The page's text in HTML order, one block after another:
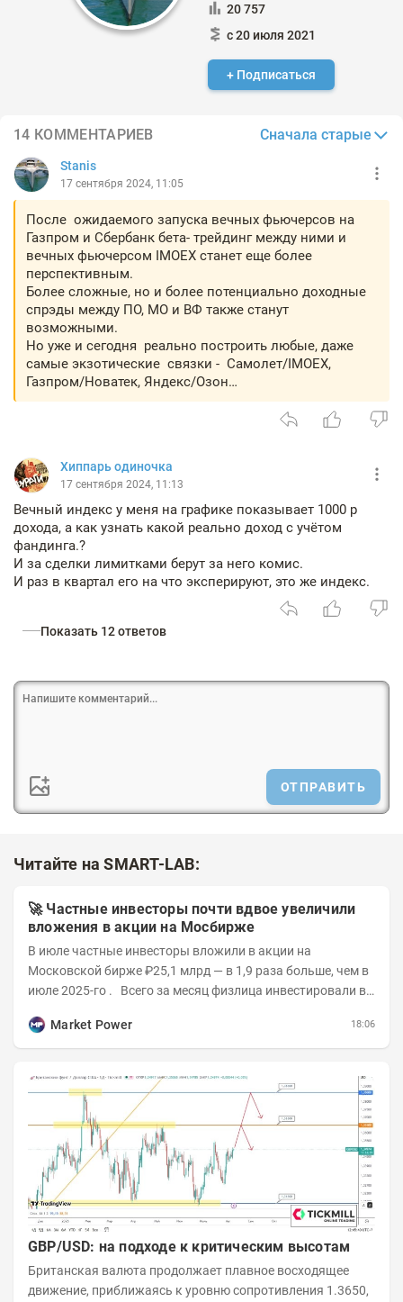
20 757
с 20 июля 2021
+ Подписаться
14 КОММЕНТАРИЕВ Сначала старые
Stanis
17 сентября 2024, 11:05
После ожидаемого запуска вечных фьючерсов на
Газпром и Сбербанк бета- трейдинг между ними и
вечных фьючерсом IMOEX станет еще более
перспективным.
Более сложные, но и более потенциально доходные
спрэды между ПО, МО и ВФ также станут
возможными.
Но уже и сегодня реально построить любые, даже
самые экзотические связки - Самолет/IMOEX,
Газпром/Новатек, Яндекс/Озон…
Хиппарь одиночка
17 сентября 2024, 11:13
Вечный индекс у меня на графике показывает 1000 р
дохода, а как узнать какой реально доход с учётом
фандинга.?
И за сделки лимитками берут за него комис.
И раз в квартал его на что эксперируют, это же индекс.
Показать 12 ответов
ОТПРАВИТЬ
Читайте на SMART-LAB:
🚀 Частные инвесторы почти вдвое увеличили
вложения в акции на Мосбирже
В июле частные инвесторы вложили в акции на
Московской бирже ₽25,1 млрд — в 1,9 раза больше, чем в
июле 2025-го . Всего за месяц физлица инвестировали в
Market Power
18:06
GBP/USD: на подходе к критическим высотам
Британская валюта продолжает плавное восходящее
движение, приближаясь к уровню сопротивления 1.3650,